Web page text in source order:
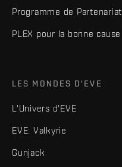
Programme de Partenariat
PLEX pour la bonne cause
LES MONDES D'EVE
L'Univers d'EVE
EVE: Valkyrie
Gunjack